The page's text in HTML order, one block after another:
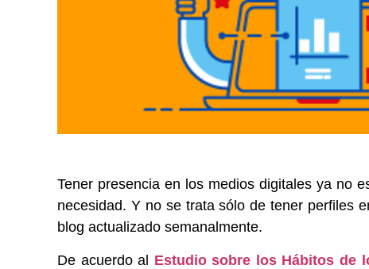
Tener presencia en los medios digitales ya no
necesidad. Y no se trata sólo de tener perfiles
blog actualizado semanalmente.
De acuerdo al Estudio sobre los Hábitos de